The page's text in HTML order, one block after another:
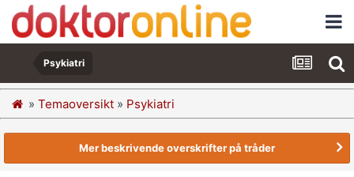
Psykiatri
» Temaoversikt » Psykiatri
Mer beskrivende overskrifter på tråder